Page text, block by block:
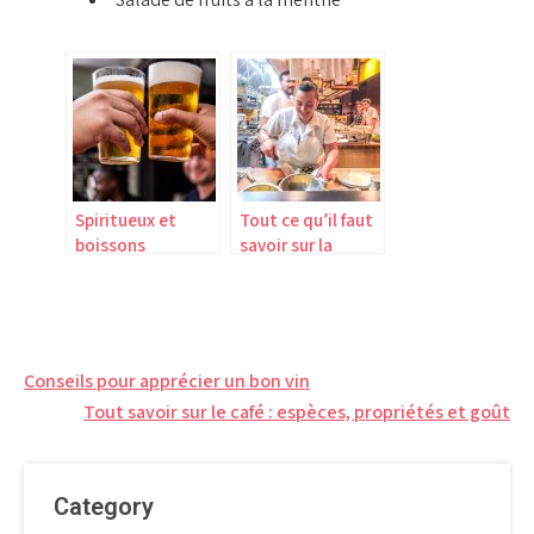
Spiritueux et
boissons
Tout ce qu’il faut
savoir sur la
Navigation
Conseils pour apprécier un bon vin
Tout savoir sur le café : espèces, propriétés et goût
Category